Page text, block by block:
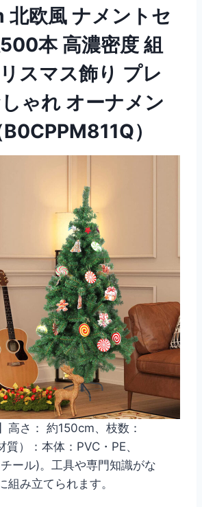
北欧風 ナメントセ
本 高濃密度 組
スマス飾り プレ
ゃれ オーナメン
）
高さ： 約150cm、枝数：
）：本体：PVC・PE、
ール)。工具や専門知識がな
組み立てられます。